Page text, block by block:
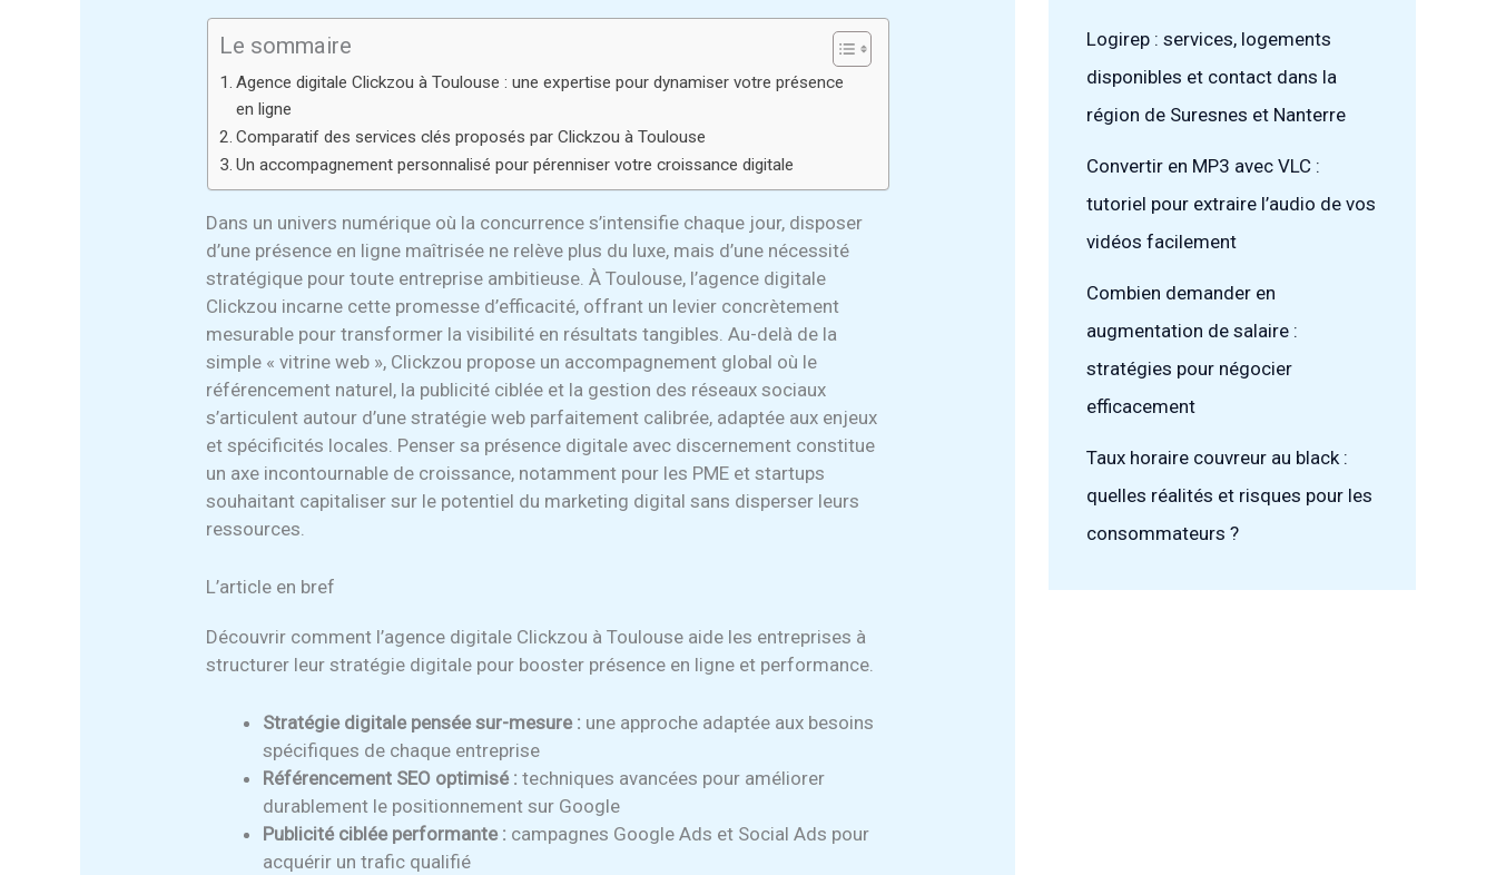
Le sommaire
Agence digitale Clickzou à Toulouse : une expertise pour dynamiser votre présence
en ligne
Comparatif des services clés proposés par Clickzou à Toulouse
Un accompagnement personnalisé pour pérenniser votre croissance digitale
Dans un univers numérique où la concurrence s’intensifie chaque jour, disposer
d’une présence en ligne maîtrisée ne relève plus du luxe, mais d’une nécessité
stratégique pour toute entreprise ambitieuse. À Toulouse, l’agence digitale
Clickzou incarne cette promesse d’efficacité, offrant un levier concrètement
mesurable pour transformer la visibilité en résultats tangibles. Au-delà de la
simple « vitrine web », Clickzou propose un accompagnement global où le
référencement naturel, la publicité ciblée et la gestion des réseaux sociaux
s’articulent autour d’une stratégie web parfaitement calibrée, adaptée aux enjeux
et spécificités locales. Penser sa présence digitale avec discernement constitue
un axe incontournable de croissance, notamment pour les PME et startups
souhaitant capitaliser sur le potentiel du marketing digital sans disperser leurs
ressources.
L’article en bref
Découvrir comment l’agence digitale Clickzou à Toulouse aide les entreprises à
structurer leur stratégie digitale pour booster présence en ligne et performance.
Stratégie digitale pensée sur-mesure : une approche adaptée aux besoins
spécifiques de chaque entreprise
Référencement SEO optimisé : techniques avancées pour améliorer
durablement le positionnement sur Google
Publicité ciblée performante : campagnes Google Ads et Social Ads pour
acquérir un trafic qualifié
Logirep : services, logements
disponibles et contact dans la
région de Suresnes et Nanterre
Convertir en MP3 avec VLC :
tutoriel pour extraire l’audio de vos
vidéos facilement
Combien demander en
augmentation de salaire :
stratégies pour négocier
efficacement
Taux horaire couvreur au black :
quelles réalités et risques pour les
consommateurs ?